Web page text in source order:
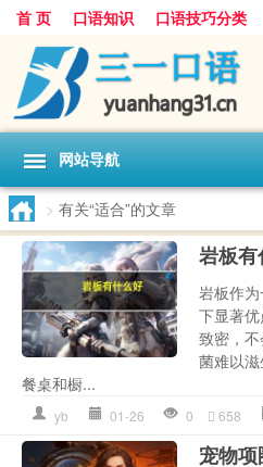
首 页 口语知识 口语技巧分类
网站导航
> 有关“适合”的文章
岩板
岩板作
下显著
致密，
菌难以
餐桌和橱...
yb 01-26 0 658
宠物